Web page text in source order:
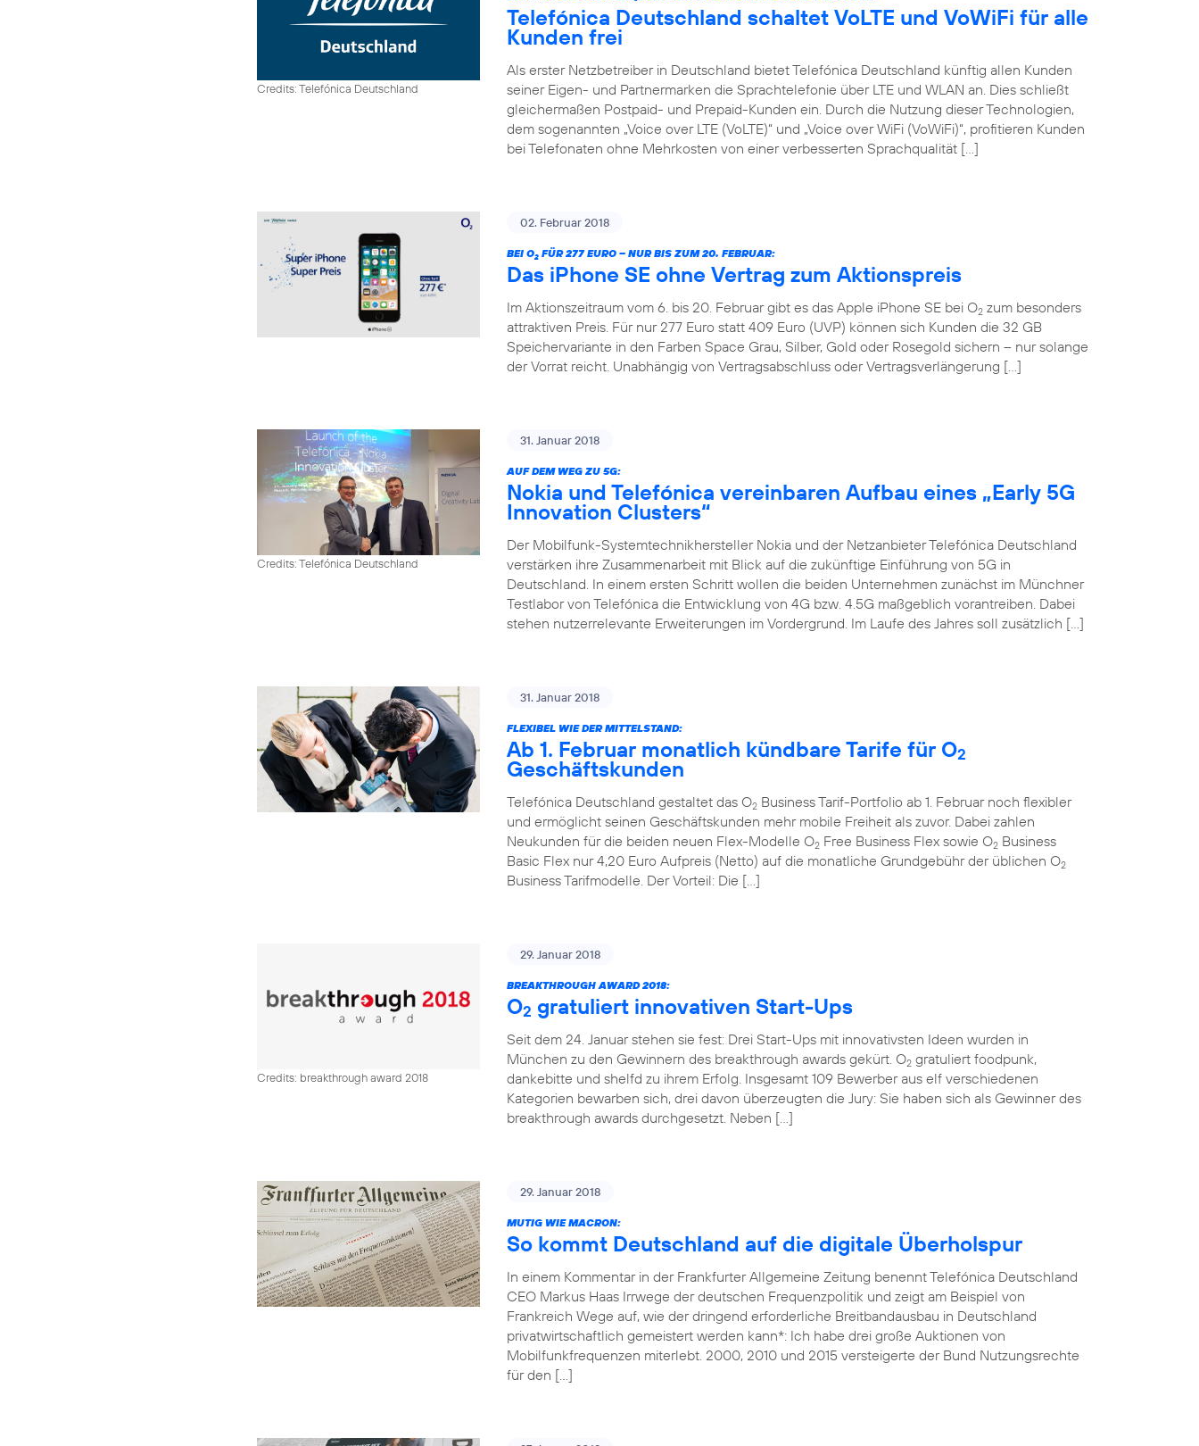
Credits: Telefónica Deutschland
Telefónica Deutschland schaltet VoLTE und VoWiFi für alle
Kunden frei
Als erster Netzbetreiber in Deutschland bietet Telefónica Deutschland künftig allen Kunden
seiner Eigen- und Partnermarken die Sprachtelefonie über LTE und WLAN an. Dies schließt
gleichermaßen Postpaid- und Prepaid-Kunden ein. Durch die Nutzung dieser Technologien,
dem sogenannten „Voice over LTE (VoLTE)“ und „Voice over WiFi (VoWiFi)“, profitieren Kunden
bei Telefonaten ohne Mehrkosten von einer verbesserten Sprachqualität […]
02. Februar 2018
BEI O2 FÜR 277 EURO – NUR BIS ZUM 20. FEBRUAR:
Das iPhone SE ohne Vertrag zum Aktionspreis
Im Aktionszeitraum vom 6. bis 20. Februar gibt es das Apple iPhone SE bei O2 zum besonders
attraktiven Preis. Für nur 277 Euro statt 409 Euro (UVP) können sich Kunden die 32 GB
Speichervariante in den Farben Space Grau, Silber, Gold oder Rosegold sichern – nur solange
der Vorrat reicht. Unabhängig von Vertragsabschluss oder Vertragsverlängerung […]
Credits: Telefónica Deutschland
31. Januar 2018
AUF DEM WEG ZU 5G:
Nokia und Telefónica vereinbaren Aufbau eines „Early 5G
Innovation Clusters“
Der Mobilfunk-Systemtechnikhersteller Nokia und der Netzanbieter Telefónica Deutschland
verstärken ihre Zusammenarbeit mit Blick auf die zukünftige Einführung von 5G in
Deutschland. In einem ersten Schritt wollen die beiden Unternehmen zunächst im Münchner
Testlabor von Telefónica die Entwicklung von 4G bzw. 4.5G maßgeblich vorantreiben. Dabei
stehen nutzerrelevante Erweiterungen im Vordergrund. Im Laufe des Jahres soll zusätzlich […]
31. Januar 2018
FLEXIBEL WIE DER MITTELSTAND:
Ab 1. Februar monatlich kündbare Tarife für O2
Geschäftskunden
Telefónica Deutschland gestaltet das O2 Business Tarif-Portfolio ab 1. Februar noch flexibler
und ermöglicht seinen Geschäftskunden mehr mobile Freiheit als zuvor. Dabei zahlen
Neukunden für die beiden neuen Flex-Modelle O2 Free Business Flex sowie O2 Business
Basic Flex nur 4,20 Euro Aufpreis (Netto) auf die monatliche Grundgebühr der üblichen O2
Business Tarifmodelle. Der Vorteil: Die […]
Credits: breakthrough award 2018
29. Januar 2018
BREAKTHROUGH AWARD 2018:
O2 gratuliert innovativen Start-Ups
Seit dem 24. Januar stehen sie fest: Drei Start-Ups mit innovativsten Ideen wurden in
München zu den Gewinnern des breakthrough awards gekürt. O2 gratuliert foodpunk,
dankebitte und shelfd zu ihrem Erfolg. Insgesamt 109 Bewerber aus elf verschiedenen
Kategorien bewarben sich, drei davon überzeugten die Jury: Sie haben sich als Gewinner des
breakthrough awards durchgesetzt. Neben […]
29. Januar 2018
MUTIG WIE MACRON:
So kommt Deutschland auf die digitale Überholspur
In einem Kommentar in der Frankfurter Allgemeine Zeitung benennt Telefónica Deutschland
CEO Markus Haas Irrwege der deutschen Frequenzpolitik und zeigt am Beispiel von
Frankreich Wege auf, wie der dringend erforderliche Breitbandausbau in Deutschland
privatwirtschaftlich gemeistert werden kann*: Ich habe drei große Auktionen von
Mobilfunkfrequenzen miterlebt. 2000, 2010 und 2015 versteigerte der Bund Nutzungsrechte
für den […]